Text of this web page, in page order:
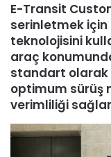
E-Transit
serinletmek için
teknolojisini
araç
standart olarak
optimum sürüş
verimliliği